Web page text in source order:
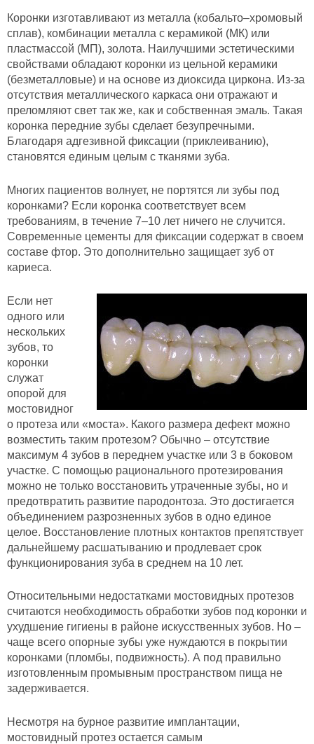
Коронки изготавливают из металла (кобальто–хромовый
сплав), комбинации металла с керамикой (МК) или
пластмассой (МП), золота. Наилучшими эстетическими
свойствами обладают коронки из цельной керамики
(безметалловые) и на основе из диоксида циркона. Из-за
отсутствия металлического каркаса они отражают и
преломляют свет так же, как и собственная эмаль. Такая
коронка передние зубы сделает безупречными.
Благодаря адгезивной фиксации (приклеиванию),
становятся единым целым с тканями зуба.
Многих пациентов волнует, не портятся ли зубы под
коронками? Если коронка соответствует всем
требованиям, в течение 7–10 лет ничего не случится.
Современные цементы для фиксации содержат в своем
составе фтор. Это дополнительно защищает зуб от
кариеса.
Если нет
одного или
нескольких
зубов, то
коронки
служат
опорой для
мостовидног
о протеза или «моста». Какого размера дефект можно
возместить таким протезом? Обычно – отсутствие
максимум 4 зубов в переднем участке или 3 в боковом
участке. С помощью рационального протезирования
можно не только восстановить утраченные зубы, но и
предотвратить развитие пародонтоза. Это достигается
объединением разрозненных зубов в одно единое
целое. Восстановление плотных контактов препятствует
дальнейшему расшатыванию и продлевает срок
функционирования зуба в среднем на 10 лет.
Относительными недостатками мостовидных протезов
считаются необходимость обработки зубов под коронки и
ухудшение гигиены в районе искусственных зубов. Но –
чаще всего опорные зубы уже нуждаются в покрытии
коронками (пломбы, подвижность). А под правильно
изготовленным промывным пространством пища не
задерживается.
Несмотря на бурное развитие имплантации,
мостовидный протез остается самым